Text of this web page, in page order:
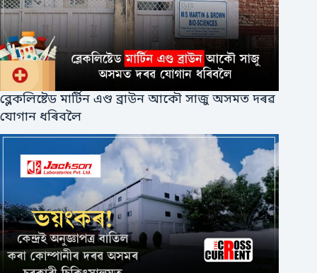
ব্লেকলিষ্টেড মাৰ্টিন এণ্ড ব্ৰাউন আকৌ সাজু অসমত দৰৱ
যোগান ধৰিবলৈ